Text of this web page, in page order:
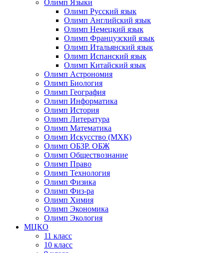
Олимп Языки
Олимп Русский язык
Олимп Английский язык
Олимп Немецкий язык
Олимп Французский язык
Олимп Итальянский язык
Олимп Испанский язык
Олимп Китайский язык
Олимп Астрономия
Олимп Биология
Олимп География
Олимп Информатика
Олимп История
Олимп Литература
Олимп Математика
Олимп Искусство (МХК)
Олимп ОБЗР. ОБЖ
Олимп Обществознание
Олимп Право
Олимп Технология
Олимп Физика
Олимп Физ-ра
Олимп Химия
Олимп Экономика
Олимп Экология
МЦКО
11 класс
10 класс